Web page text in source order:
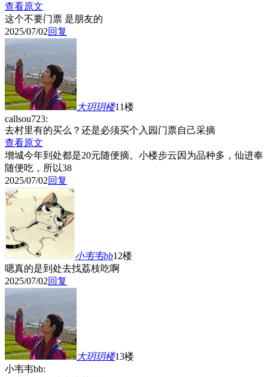
查看原文
这个不要门票 是朋友的
2025/07/02回复
大玥玥楼11楼
callsou723:
去村里有的买么？还是必须买个入园门票自己采摘
查看原文
增城今年到处都是20元随便摘。小楼步云因为品种多，仙进奉
随便吃，所以38
2025/07/02回复
小韦韦bb12楼
嗯真的是到处去找荔枝吃啊
2025/07/02回复
大玥玥楼13楼
小韦韦bb: